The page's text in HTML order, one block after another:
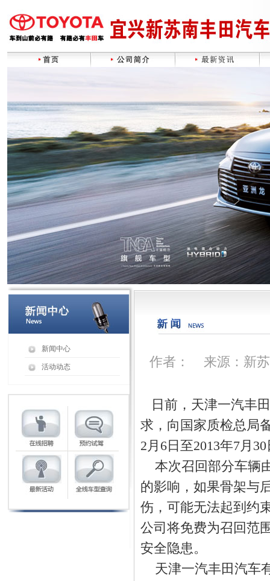
新闻中心
活动动态 作者： 来源：新
日前，天津一汽丰
求，向国家质检总局
2月6日至2013年7月
本次召回部分车辆
的影响，如果骨架与
伤，可能无法起到约
公司将免费为召回范
安全隐患。
天津一汽丰田汽车